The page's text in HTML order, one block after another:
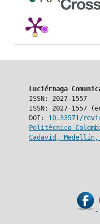
Luciérnaga
ISSN: 2027-1557
ISSN: 2027-1557
DOI: 10.33571/
Politécnico
Cadavid, Medellín,